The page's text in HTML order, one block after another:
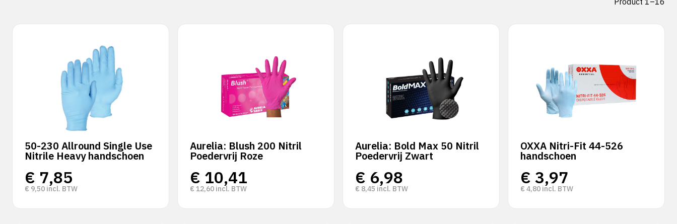
50-230 Allround Single Use
Nitrile Heavy handschoen
€ 7,85
€ 9,50 incl. BTW
Aurelia: Blush 200 Nitril
Poedervrij Roze
€ 10,41
€ 12,60 incl. BTW
Aurelia: Bold Max 50 Nitril
Poedervrij Zwart
€ 6,98
€ 8,45 incl. BTW
OXXA Nitri-Fit 44-526
handschoen
€ 3,97
€ 4,80 incl. BTW